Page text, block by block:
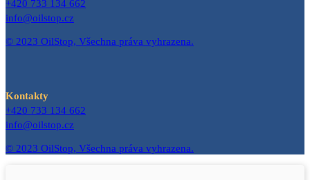
+420 733 134 662
info@oilstop.cz
© 2023 OilStop, Všechna práva vyhrazena.
Kontakty
+420 733 134 662
info@oilstop.cz
© 2023 OilStop, Všechna práva vyhrazena.